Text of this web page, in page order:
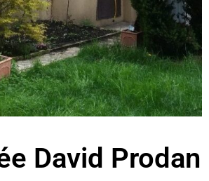
David Prodan